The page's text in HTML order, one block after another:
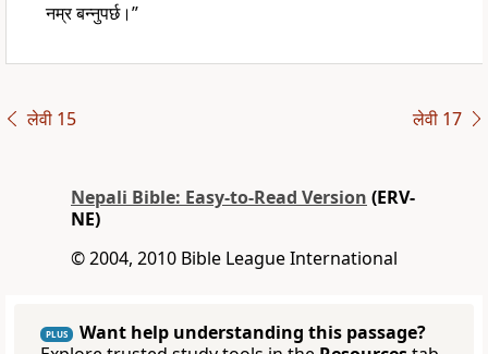
नम्र बन्नुपर्छ।”
लेवी 15 लेवी 17
Nepali Bible: Easy-to-Read Version (ERV-
NE)
© 2004, 2010 Bible League International
PLUS
Want help understanding this passage?